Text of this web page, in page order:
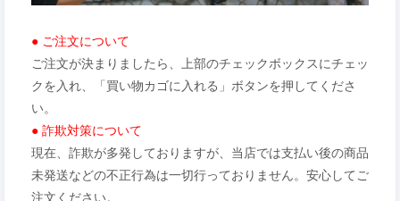
● ご注文について
ご注文が決まりましたら、上部のチェックボックスにチェッ
クを入れ、「買い物カゴに入れる」ボタンを押してくださ
い。
● 詐欺対策について
現在、詐欺が多発しておりますが、当店では支払い後の商品
未発送などの不正行為は一切行っておりません。安心してご
注文ください。